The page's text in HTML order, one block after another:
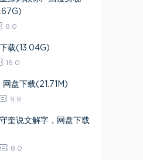
8.0
载(13.04G)
16.0
盘下载(21.71M)
9.9
奎说文解字，网盘下载
8.0